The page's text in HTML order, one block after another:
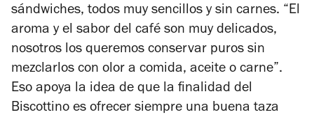
sándwiches, todos muy sencillos y sin carnes. “El
aroma y el sabor del café son muy delicados,
nosotros los queremos conservar puros sin
mezclarlos con olor a comida, aceite o carne”.
Eso apoya la idea de que la finalidad del
Biscottino es ofrecer siempre una buena taza